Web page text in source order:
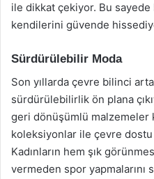
ile dikkat çekiyor. Bu
kendilerini güvende
Sürdürülebilir Moda
Son yıllarda çevre bilinci
sürdürülebilirlik ön plana
geri dönüşümlü malzemeler
koleksiyonlar ile çevre
Kadınların hem şık
vermeden spor